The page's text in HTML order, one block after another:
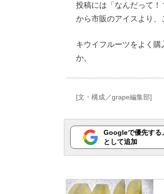
投稿には「なんだって
から市販のアイスより、
キウイフルーツをよく
か。
[文・構成／grape編集部]
Googleで優先する
として追加